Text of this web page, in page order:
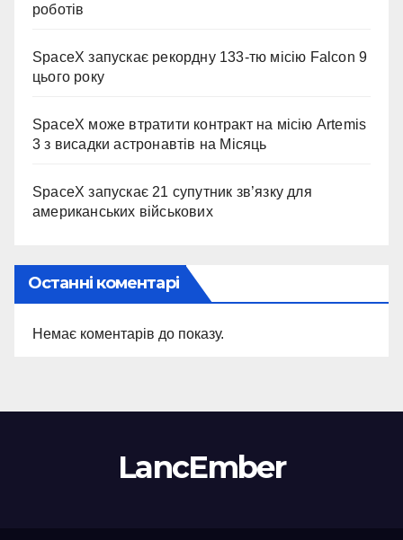
роботів
SpaceX запускає рекордну 133-тю місію Falcon 9
цього року
SpaceX може втратити контракт на місію Artemis
3 з висадки астронавтів на Місяць
SpaceX запускає 21 супутник зв’язку для
американських військових
Останні коментарі
Немає коментарів до показу.
LancEmber